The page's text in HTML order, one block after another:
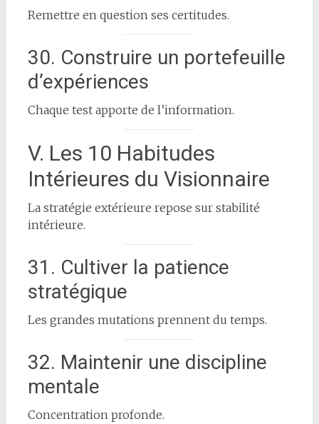
Remettre en question ses certitudes.
30. Construire un portefeuille
d’expériences
Chaque test apporte de l’information.
V. Les 10 Habitudes
Intérieures du Visionnaire
La stratégie extérieure repose sur stabilité
intérieure.
31. Cultiver la patience
stratégique
Les grandes mutations prennent du temps.
32. Maintenir une discipline
mentale
Concentration profonde.